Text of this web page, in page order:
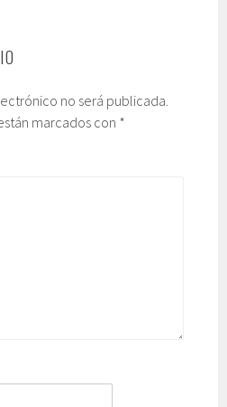
no será publicada.
marcados con *